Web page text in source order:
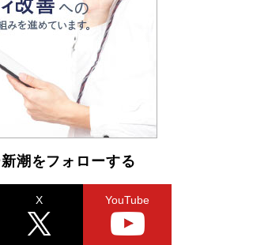
潮をフォローする
X YouTube